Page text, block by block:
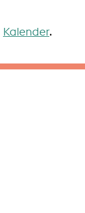
Kalender.